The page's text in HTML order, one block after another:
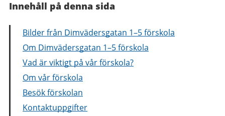
Innehåll på denna sida
Bilder från Dimvädersgatan 1–5 förskola
Om Dimvädersgatan 1–5 förskola
Vad är viktigt på vår förskola?
Om vår förskola
Besök förskolan
Kontaktuppgifter